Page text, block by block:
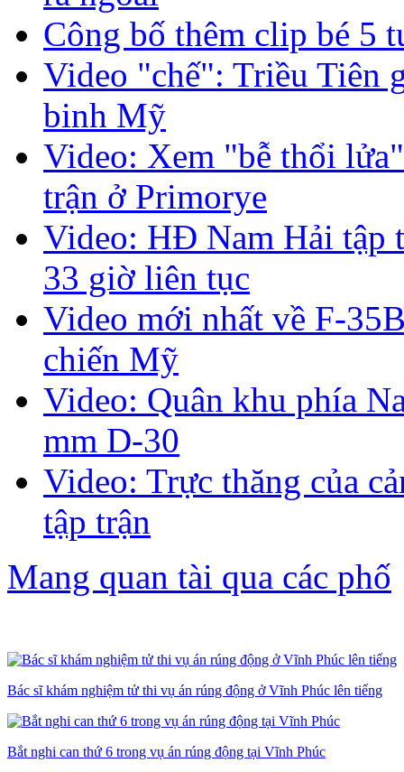
Công bố thêm clip bé 5
Video "chế": Triều Tiên
binh Mỹ
Video: Xem "bễ thổi
trận ở Primorye
Video: HĐ Nam Hải tập
33 giờ liên tục
Video mới nhất về F-
chiến Mỹ
Video: Quân khu phía
mm D-30
Video: Trực thăng của
tập trận
Mang quan tài qua các phố
Bác sĩ khám nghiệm tử thi vụ án rúng động ở Vĩnh Phúc lên tiếng
Bắt nghi can thứ 6 trong vụ án rúng động tại Vĩnh Phúc